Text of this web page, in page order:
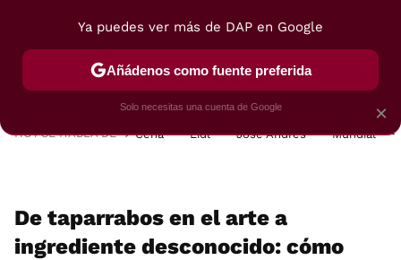
POSTRES VIAJES SELECCIÓN VEGUI
HOY SE HABLA DE Cena Lidl José Andrés Mundial
De taparrabos en el arte a
ingrediente desconocido: cómo
×
Ya puedes ver más de DAP en Google
Añádenos como fuente preferida
Solo necesitas una cuenta de Google